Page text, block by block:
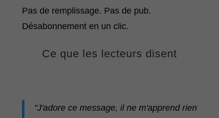
Pas de remplissage. Pas de pub.
Désabonnement en un clic.
Ce que les lecteurs disent
"J'adore ce message, il ne m'apprend rien